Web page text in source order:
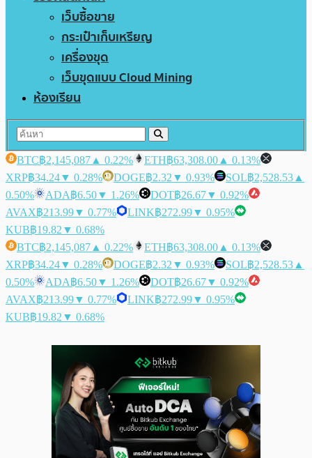
เว็บซื้อขาย
กระเป๋าเก็บเหรียญ
เครื่องขุด
เว็บขุดแบบ Cloud Mining
ห้องเรียน
BTC฿2,145,087 ▲ 0.22% ETH฿63,308.00 ▲ 0.13%
XRP฿34.24▼ 0.28% DOGE฿2.32 ▼ 0.93% SOL฿2,528.53 ▲
0.50%
ADA฿6.50▼ 1.26% DOT฿26.67▼ 0.92%
AVAX฿213.99▼ 0.77% LINK฿272.99▼ 0.95%
KUB฿19.82 ▼ 0.68%
BTC฿2,145,087 ▲ 0.22% ETH฿63,308.00 ▲ 0.13%
XRP฿34.24▼ 0.28% DOGE฿2.32 ▼ 0.93% SOL฿2,528.53 ▲
0.50%
ADA฿6.50▼ 1.26% DOT฿26.67▼ 0.92%
AVAX฿213.99▼ 0.77% LINK฿272.99▼ 0.95%
KUB฿19.82 ▼ 0.68%